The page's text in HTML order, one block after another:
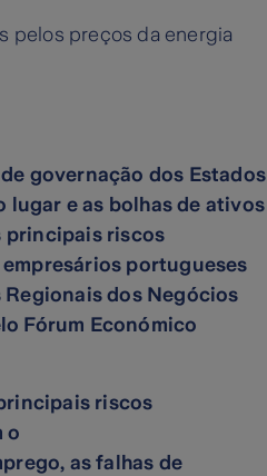
pelos preços da energia
governação dos Estados
lugar e as bolhas de ativos
principais riscos
portugueses
Regionais dos Negócios
Fórum Económico
riscos
o
as falhas de